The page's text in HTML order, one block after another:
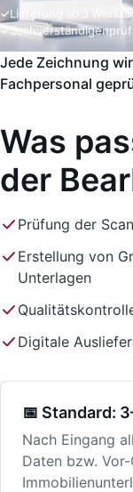
Lieferung ab 3
Jede Zeichnung
Fachpersonal
Was
der
Prüfung der
Erstellung von
Unterlagen
Digitale
📅 Standard:
Nach Eingang
Daten bzw.